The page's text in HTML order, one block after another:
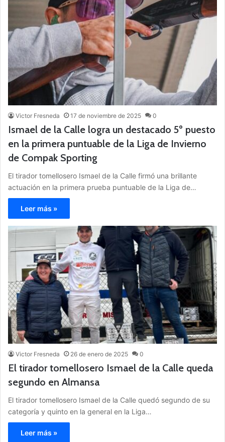
Victor Fresneda 17 de noviembre de 2025 0
Ismael de la Calle logra un destacado 5º puesto
en la primera puntuable de la Liga de Invierno
de Compak Sporting
El tirador tomellosero Ismael de la Calle firmó una brillante
actuación en la primera prueba puntuable de la Liga de…
Leer más »
Victor Fresneda 26 de enero de 2025 0
El tirador tomellosero Ismael de la Calle queda
segundo en Almansa
El tirador tomellosero Ismael de la Calle quedó segundo de su
categoría y quinto en la general en la Liga…
Leer más »